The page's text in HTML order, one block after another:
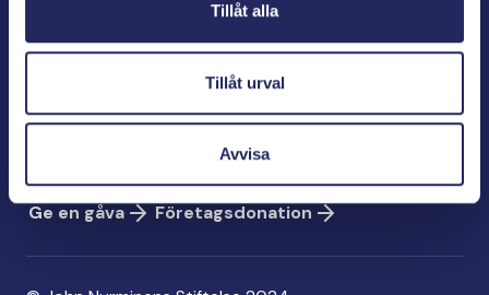
Tillåt alla
Tillåt urval
Avvisa
Kontaktinformation
Ge en gåva
Ge en gåva
Företagsdonation